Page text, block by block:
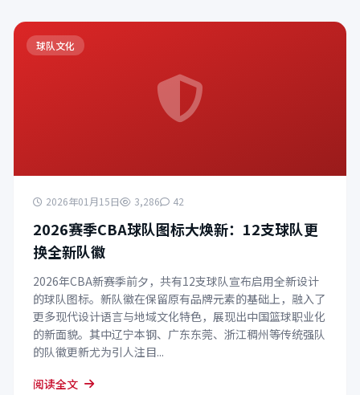
球队文化
2026年01月15日 3,286 42
2026赛季CBA球队图标大焕新：12支球队更
换全新队徽
2026年CBA新赛季前夕，共有12支球队宣布启用全新设计
的球队图标。新队徽在保留原有品牌元素的基础上，融入了
更多现代设计语言与地域文化特色，展现出中国篮球职业化
的新面貌。其中辽宁本钢、广东东莞、浙江稠州等传统强队
的队徽更新尤为引人注目...
阅读全文